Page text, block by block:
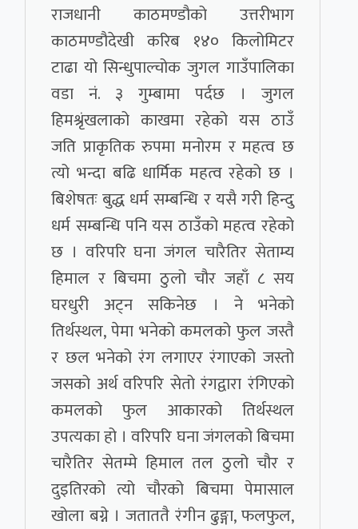
राजधानी काठमण्डौको उत्तरीभाग
काठमण्डौदेखी करिब १४० किलोमिटर
टाढा यो सिन्धुपाल्चोक जुगल गाउँपालिका
वडा नं. ३ गुम्बामा पर्दछ । जुगल
हिमश्रृंखलाको काखमा रहेको यस ठाउँ
जति प्राकृतिक रुपमा मनोरम र महत्व छ
त्यो भन्दा बढि धार्मिक महत्व रहेको छ ।
बिशेषतः बुद्ध धर्म सम्बन्धि र यसै गरी हिन्दु
धर्म सम्बन्धि पनि यस ठाउँको महत्व रहेको
छ । वरिपरि घना जंगल चारैतिर सेताम्य
हिमाल र बिचमा ठुलो चौर जहाँ ८ सय
घरधुरी अट्न सकिनेछ । ने भनेको
तिर्थस्थल, पेमा भनेको कमलको फुल जस्तै
र छल भनेको रंग लगाएर रंगाएको जस्तो
जसको अर्थ वरिपरि सेतो रंगद्वारा रंगिएको
कमलको फुल आकारको तिर्थस्थल
उपत्यका हो । वरिपरि घना जंगलको बिचमा
चारैतिर सेतम्मे हिमाल तल ठुलो चौर र
दुइतिरको त्यो चौरको बिचमा पेमासाल
खोला बग्ने । जताततै रंगीन ढुङ्गा, फलफुल,